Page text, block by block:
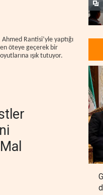
Rantisi’yle yaptığı
öteye geçerek bir
ışık tutuyor.